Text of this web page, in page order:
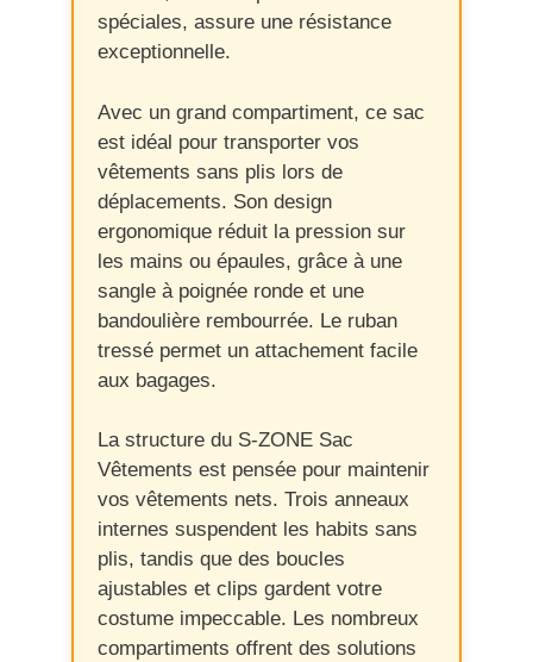
spéciales, assure une résistance
exceptionnelle.
Avec un grand compartiment, ce sac
est idéal pour transporter vos
vêtements sans plis lors de
déplacements. Son design
ergonomique réduit la pression sur
les mains ou épaules, grâce à une
sangle à poignée ronde et une
bandoulière rembourrée. Le ruban
tressé permet un attachement facile
aux bagages.
La structure du S-ZONE Sac
Vêtements est pensée pour maintenir
vos vêtements nets. Trois anneaux
internes suspendent les habits sans
plis, tandis que des boucles
ajustables et clips gardent votre
costume impeccable. Les nombreux
compartiments offrent des solutions